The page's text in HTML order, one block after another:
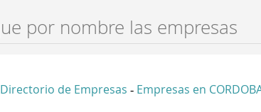
Directorio de Empresas - Empresas en